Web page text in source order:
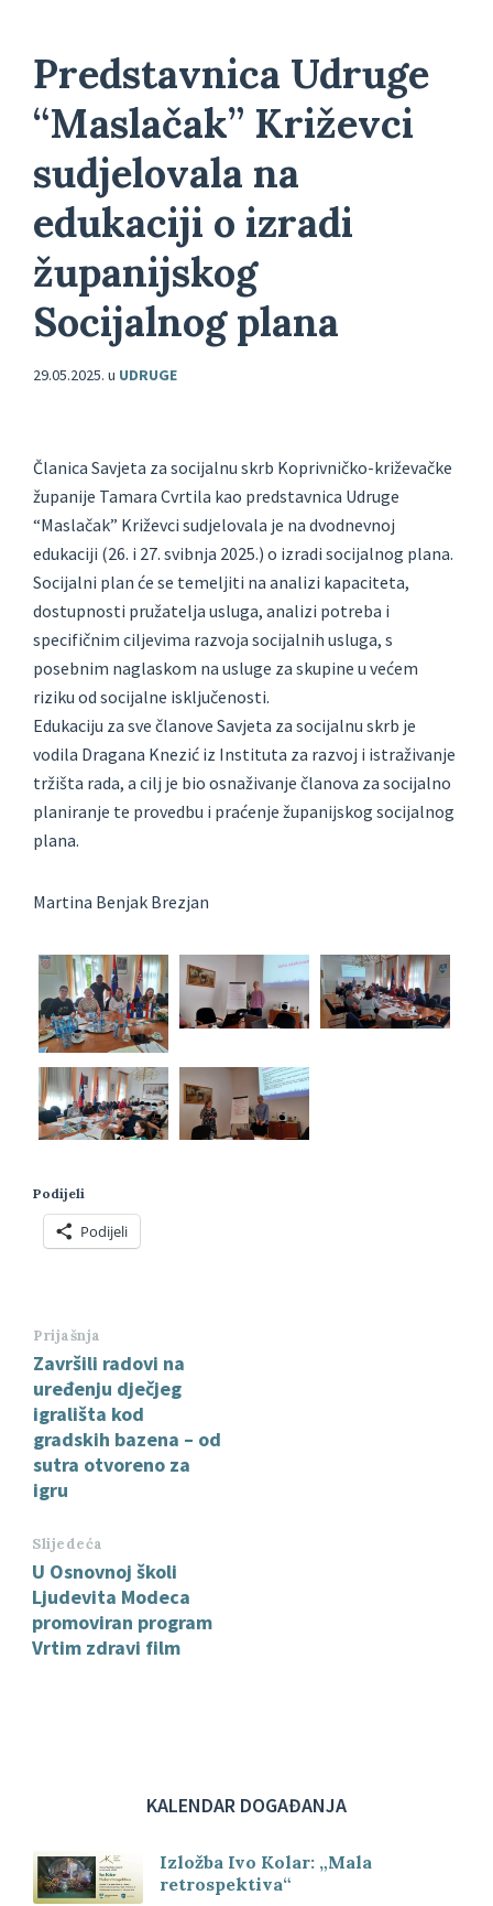
Predstavnica Udruge
“Maslačak” Križevci
sudjelovala na
edukaciji o izradi
županijskog
Socijalnog plana
29.05.2025. u UDRUGE
Članica Savjeta za socijalnu skrb Koprivničko-križevačke
županije Tamara Cvrtila kao predstavnica Udruge
“Maslačak” Križevci sudjelovala je na dvodnevnoj
edukaciji (26. i 27. svibnja 2025.) o izradi socijalnog plana.
Socijalni plan će se temeljiti na analizi kapaciteta,
dostupnosti pružatelja usluga, analizi potreba i
specifičnim ciljevima razvoja socijalnih usluga, s
posebnim naglaskom na usluge za skupine u većem
riziku od socijalne isključenosti.
Edukaciju za sve članove Savjeta za socijalnu skrb je
vodila Dragana Knezić iz Instituta za razvoj i istraživanje
tržišta rada, a cilj je bio osnaživanje članova za socijalno
planiranje te provedbu i praćenje županijskog socijalnog
plana.
Martina Benjak Brezjan
Podijeli
Podijeli
Prijašnja
Završili radovi na
uređenju dječjeg
igrališta kod
gradskih bazena – od
sutra otvoreno za
igru
Slijedeća
U Osnovnoj školi
Ljudevita Modeca
promoviran program
Vrtim zdravi film
KALENDAR DOGAĐANJA
Izložba Ivo Kolar: „Mala
retrospektiva“